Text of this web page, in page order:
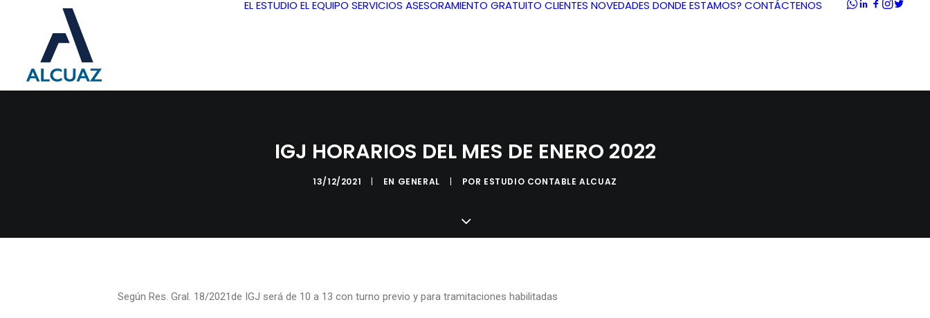
EL ESTUDIO EL EQUIPO SERVICIOS ASESORAMIENTO GRATUITO CLIENTES NOVEDADES DONDE ESTAMOS? CONTÁCTENOS
IGJ HORARIOS DEL MES DE ENERO 2022
13/12/2021 | EN GENERAL | POR ESTUDIO CONTABLE ALCUAZ
Según Res. Gral. 18/2021de IGJ será de 10 a 13 con turno previo y para tramitaciones habilitadas